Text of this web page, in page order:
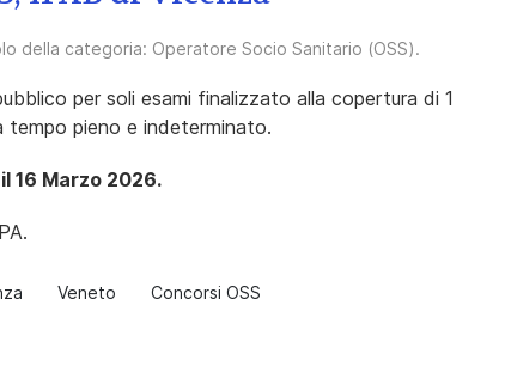
della categoria: Operatore Socio Sanitario (OSS).
per soli esami finalizzato alla copertura di 1
pieno e indeterminato.
16 Marzo 2026.
Veneto Concorsi OSS